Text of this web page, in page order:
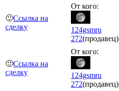
🙂Ссылка на
сделку
От кого:
124gsmru
272(продавец)
🙂Ссылка на
сделку
От кого:
124gsmru
272(продавец)